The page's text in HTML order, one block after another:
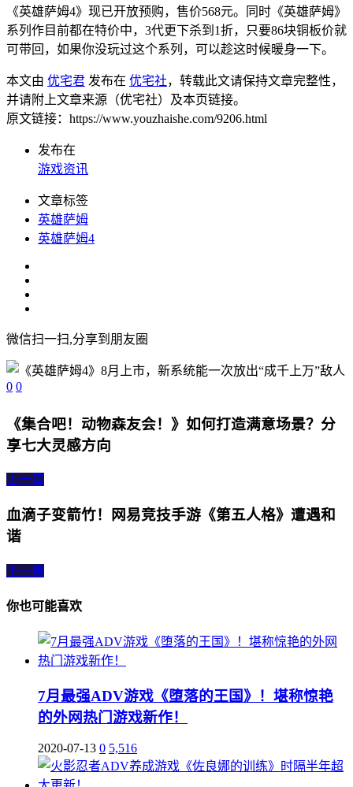
《英雄萨姆4》现已开放预购，售价568元。同时《英雄萨姆》
系列作目前都在特价中，3代更下杀到1折，只要86块铜板价就
可带回，如果你没玩过这个系列，可以趁这时候暖身一下。
本文由 优宅君 发布在 优宅社，转载此文请保持文章完整性，
并请附上文章来源（优宅社）及本页链接。
原文链接：https://www.youzhaishe.com/9206.html
发布在
游戏资讯
文章标签
英雄萨姆
英雄萨姆4
微信扫一扫,分享到朋友圈
0 0
《集合吧！动物森友会！》如何打造满意场景？分
享七大灵感方向
上一篇
血滴子变箭竹！网易竞技手游《第五人格》遭遇和
谐
下一篇
你也可能喜欢
7月最强ADV游戏《堕落的王国》！堪称惊艳
的外网热门游戏新作！
2020-07-13 0 5,516